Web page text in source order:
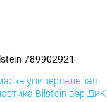
789902921
универсальная
Bilstein аэр ДиК